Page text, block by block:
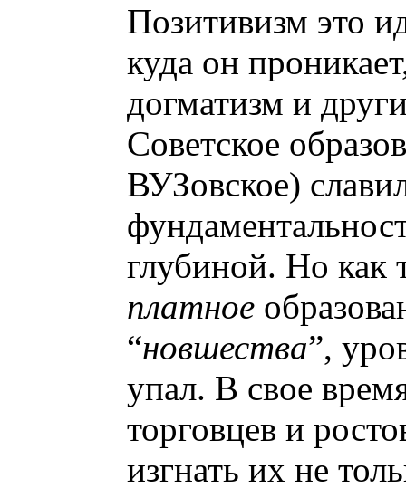
Позитивизм это
куда он
догматизм и
Советское
ВУЗовское)
глубиной. Но как
платное
“новшества”,
упал. В свое
торговцев и
изгнать их не